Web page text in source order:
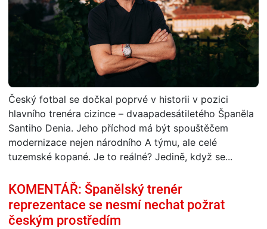
Český fotbal se dočkal poprvé v historii v pozici
hlavního trenéra cizince – dvaapadesátiletého Španěla
Santiho Denia. Jeho příchod má být spouštěčem
modernizace nejen národního A týmu, ale celé
tuzemské kopané. Je to reálné? Jedině, když se...
KOMENTÁŘ: Španělský trenér
reprezentace se nesmí nechat požrat
českým prostředím